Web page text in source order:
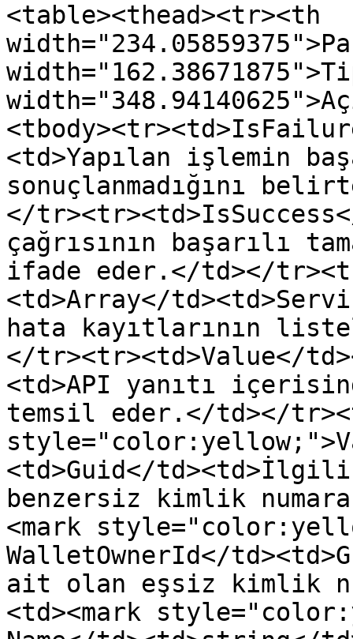
<table><thead><tr><th
<td>Yapılan işlemin
sonuçlanmadığını
</
çağrısının başarılı
ifade eder.</td></
<td>Array</
hata kayıtlarının
</tr><tr><td>Value</
<td>API yanıtı
temsil eder.</td></
<td>Guid</td><td>İlgili
benzersiz kimlik
<mark
WalletOwnerId</
ait olan eşsiz kimlik
<td><mark